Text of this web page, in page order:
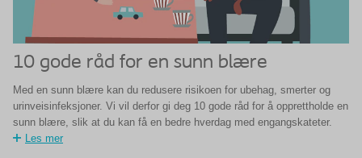
10 gode råd for en sunn blære
Med en sunn blære kan du redusere risikoen for ubehag, smerter og
urinveisinfeksjoner. Vi vil derfor gi deg 10 gode råd for å opprettholde en
sunn blære, slik at du kan få en bedre hverdag med engangskateter.
Les mer